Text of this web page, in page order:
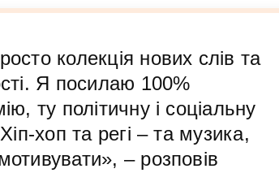
колекція нових слів та
Я посилаю 100%
ту політичну і соціальну
хоп та регі – та музика,
– розповів